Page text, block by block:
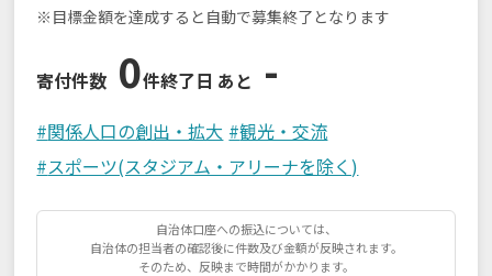
※目標金額を達成すると自動で募集終了となります
寄付件数 0件終了日 あと -
#関係人口の創出・拡大 #観光・交流
#スポーツ(スタジアム・アリーナを除く)
自治体口座への振込については、
自治体の担当者の確認後に件数及び金額が反映されます。
そのため、反映まで時間がかかります。